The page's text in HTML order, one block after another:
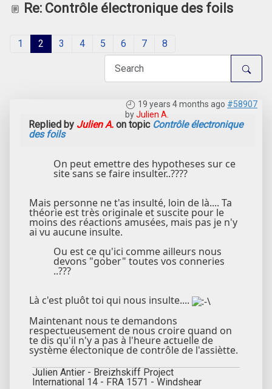
Re: Contrôle électronique des foils
1 2 3 4 5 6 7 8
19 years 4 months ago #58907
byJulien A.
Replied by Julien A. on topic Contrôle électronique
des foils
On peut emettre des hypotheses sur ce
site sans se faire insulter..????
Mais personne ne t'as insulté, loin de là.... Ta
théorie est très originale et suscite pour le
moins des réactions amusées, mais pas je n'y
ai vu aucune insulte.
Ou est ce qu'ici comme ailleurs nous
devons "gober" toutes vos conneries
..???
Là c'est pluôt toi qui nous insulte....
Maintenant nous te demandons
respectueusement de nous croire quand on
te dis qu'il n'y a pas à l'heure actuelle de
système électonique de contrôle de l'assiètte.
Julien Antier - Breizhskiff Project
International 14 - FRA 1571 - Windshear